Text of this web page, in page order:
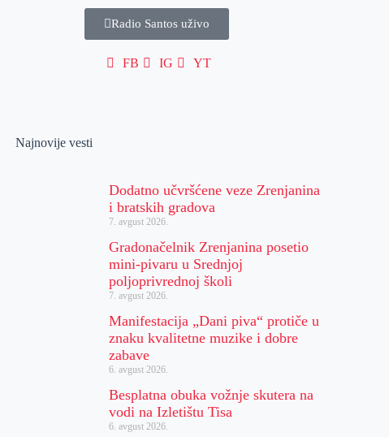
Radio Santos uživo
FB IG YT
Najnovije vesti
Dodatno učvršćene veze Zrenjanina
i bratskih gradova
7. avgust 2026.
Gradonačelnik Zrenjanina posetio
mini-pivaru u Srednjoj
poljoprivrednoj školi
7. avgust 2026.
Manifestacija „Dani piva“ protiče u
znaku kvalitetne muzike i dobre
zabave
6. avgust 2026.
Besplatna obuka vožnje skutera na
vodi na Izletištu Tisa
6. avgust 2026.